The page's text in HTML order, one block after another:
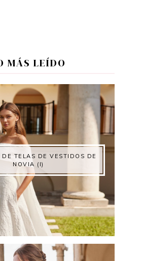
MÁS LEÍDO
DE TELAS DE VESTIDOS DE
NOVIA (I)